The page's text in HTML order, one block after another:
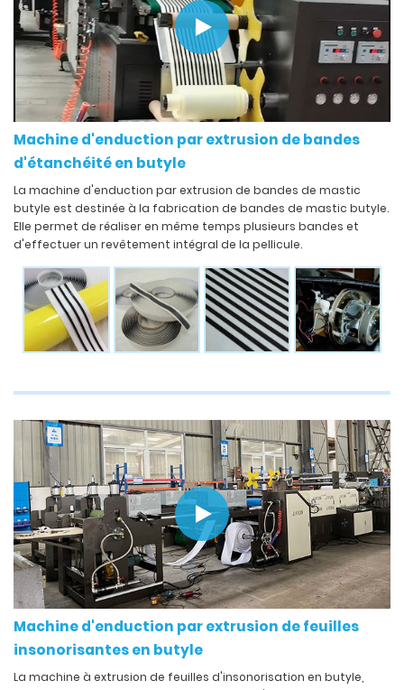
Machine d'enduction par extrusion de bandes
d'étanchéité en butyle
La machine d'enduction par extrusion de bandes de mastic
butyle est destinée à la fabrication de bandes de mastic butyle.
Elle permet de réaliser en même temps plusieurs bandes et
d'effectuer un revêtement intégral de la pellicule.
Machine d'enduction par extrusion de feuilles
insonorisantes en butyle
La machine à extrusion de feuilles d'insonorisation en butyle,